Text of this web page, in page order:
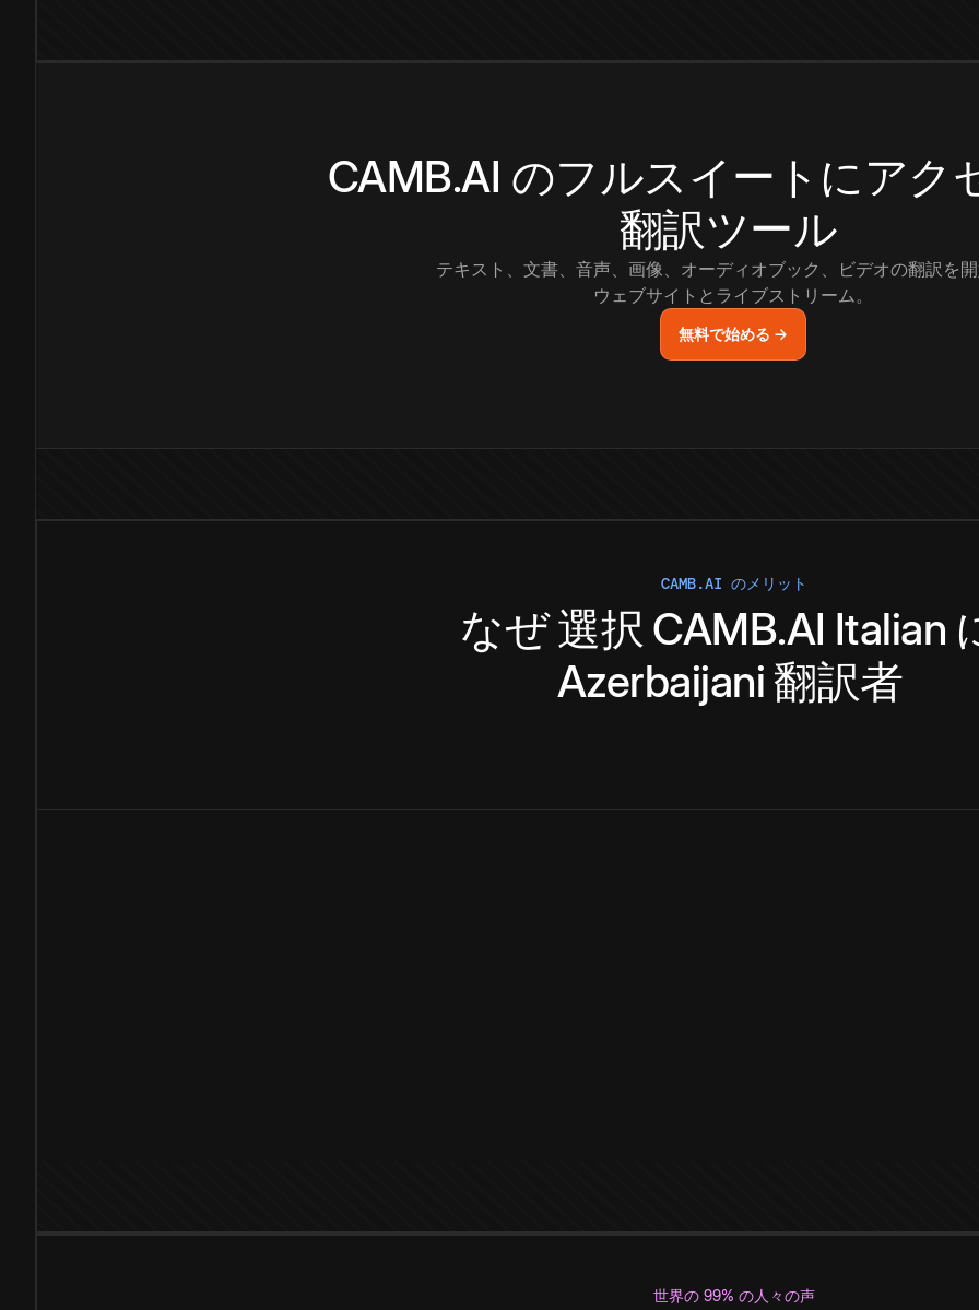
CAMB.AI のフルスイートにアク
翻訳ツール
テキスト、文書、音声、画像、オーディオブック、ビデオの翻訳を
ウェブサイトとライブストリーム。
無料で始める →
CAMB.AI のメリット
なぜ選択 CAMB.AI Italian
Azerbaijani 翻訳者
世界の 99% の人々の声